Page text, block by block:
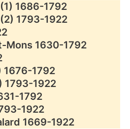
1686-1792
1793-1922
Mons 1630-1792
1676-1792
1793-1922
1792
1922
1669-1922